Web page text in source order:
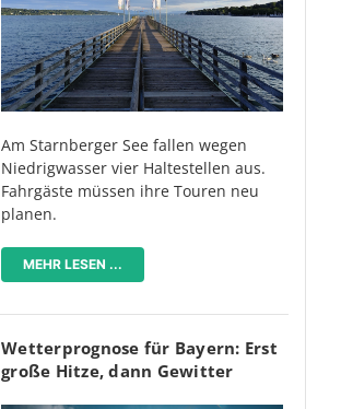
Am Starnberger See fallen wegen
Niedrigwasser vier Haltestellen aus.
Fahrgäste müssen ihre Touren neu
planen.
MEHR LESEN ...
Wetterprognose für Bayern: Erst
große Hitze, dann Gewitter